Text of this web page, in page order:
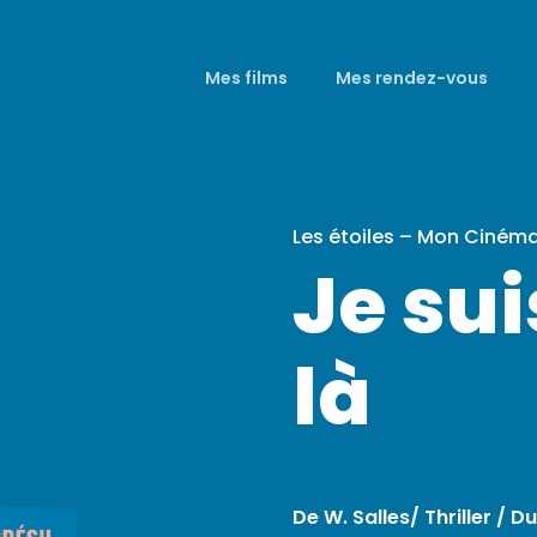
Mes films Mes rendez-vous
Les étoiles – Mon
Je
là
De W. Salles/ Thriller /